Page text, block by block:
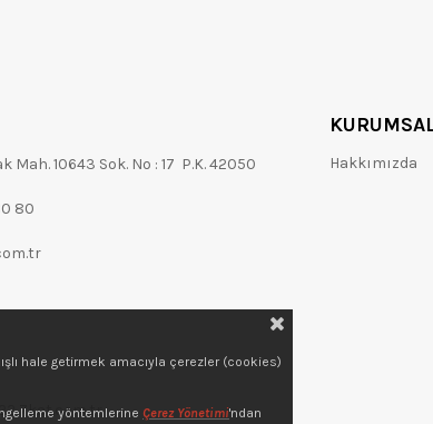
Mah. 10643 Sok. No : 17 P.K. 42050
80
7kat.com.tr
Hakkımızda
hale getirmek amacıyla çerezler (cookies)
yöntemlerine Çerez Yönetimi'ndan